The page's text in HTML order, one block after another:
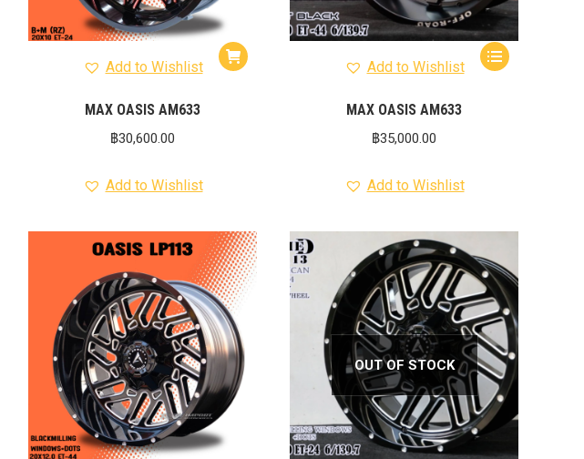
Add to Wishlist
MAX OASIS AM633
฿30,600.00
Add to Wishlist
Add to Wishlist
MAX OASIS AM633
฿35,000.00
Add to Wishlist
OUT OF STOCK
4WD เหลืองฝาฟ้า ปีกนกปรับองศา
Option 4WD แดงฝาดำ ห่วงโอเมก้าอลูมิเนียม
OPTION 4WD (สีแดง)
อัพเกรด ไฟหน้า